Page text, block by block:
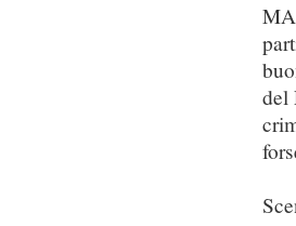
del